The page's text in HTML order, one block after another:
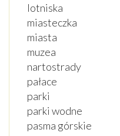
lotniska
miasteczka
miasta
muzea
nartostrady
pałace
parki
parki wodne
pasma górskie